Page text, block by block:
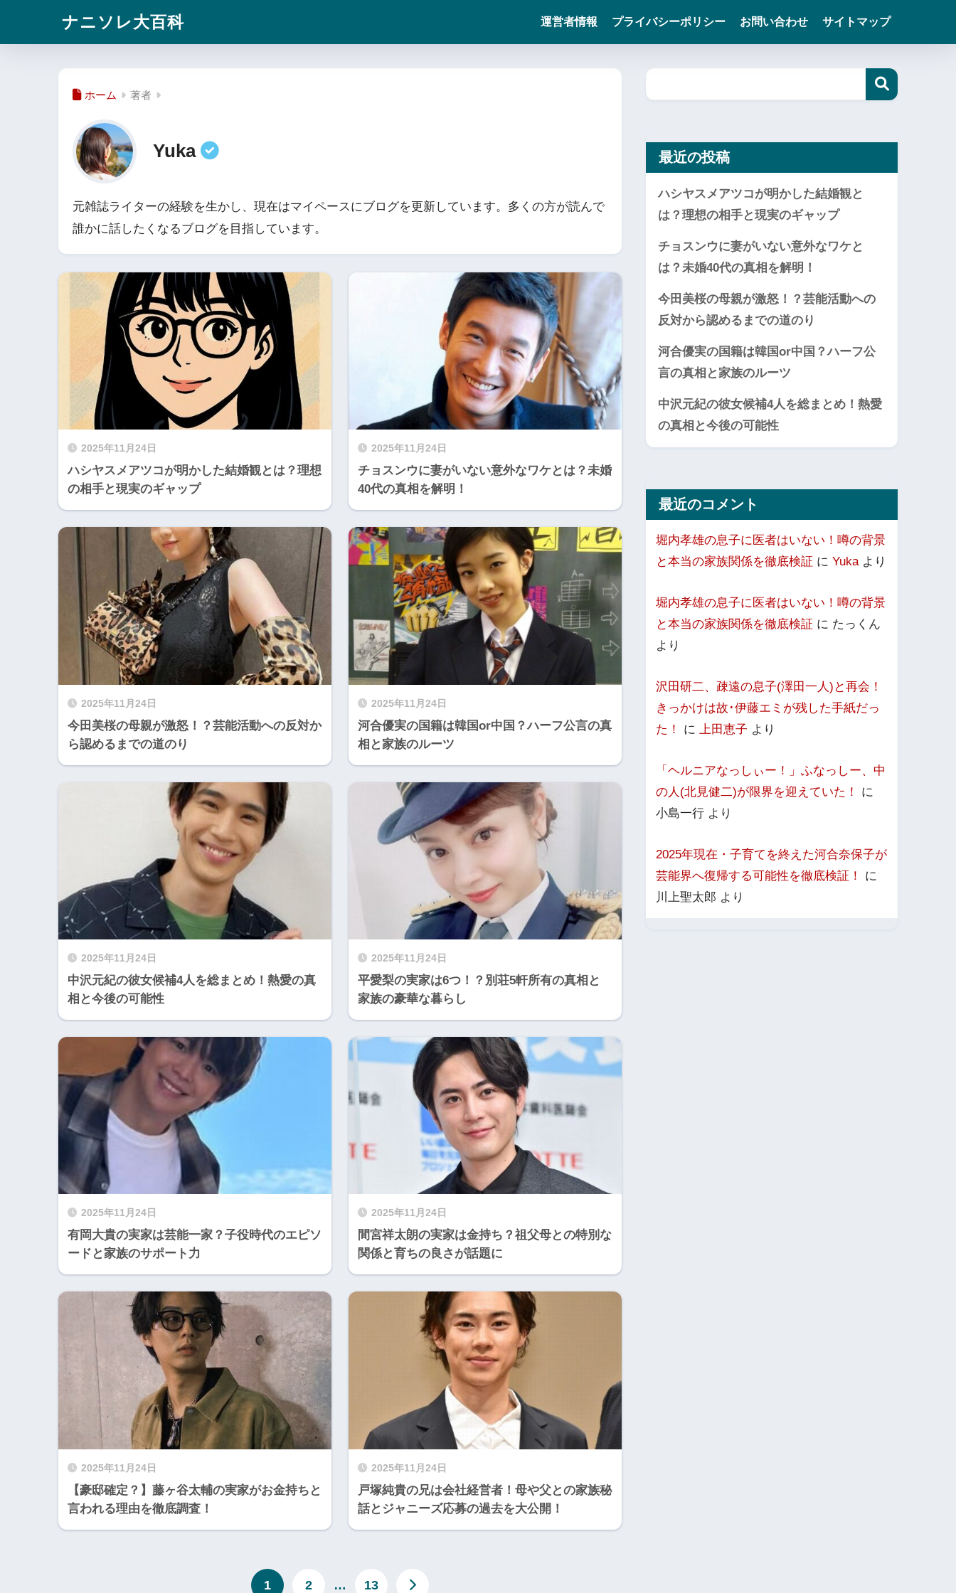
ナニソレ大百科 運営者情報 プライバシーポリシー お問い合わせ サイトマップ
ホーム 著者
Yuka
元雑誌ライターの経験を生かし、現在はマイペースにブログを更新しています。多くの方が読んで
誰かに話したくなるブログを目指しています。
2025年11月24日
ハシヤスメアツコが明かした結婚観とは？理想
の相手と現実のギャップ
2025年11月24日
チョスンウに妻がいない意外なワケとは？未婚
40代の真相を解明！
2025年11月24日
今田美桜の母親が激怒！？芸能活動への反対か
ら認めるまでの道のり
2025年11月24日
河合優実の国籍は韓国or中国？ハーフ公言の真
相と家族のルーツ
2025年11月24日
中沢元紀の彼女候補4人を総まとめ！熱愛の真
相と今後の可能性
2025年11月24日
平愛梨の実家は6つ！？別荘5軒所有の真相と
家族の豪華な暮らし
2025年11月24日
有岡大貴の実家は芸能一家？子役時代のエピソ
ードと家族のサポート力
2025年11月24日
間宮祥太朗の実家は金持ち？祖父母との特別な
関係と育ちの良さが話題に
2025年11月24日
【豪邸確定？】藤ヶ谷太輔の実家がお金持ちと
言われる理由を徹底調査！
2025年11月24日
戸塚純貴の兄は会社経営者！母や父との家族秘
話とジャニーズ応募の過去を大公開！
1 2 … 13
最近の投稿
ハシヤスメアツコが明かした結婚観と
は？理想の相手と現実のギャップ
チョスンウに妻がいない意外なワケと
は？未婚40代の真相を解明！
今田美桜の母親が激怒！？芸能活動への
反対から認めるまでの道のり
河合優実の国籍は韓国or中国？ハーフ公
言の真相と家族のルーツ
中沢元紀の彼女候補4人を総まとめ！熱愛
の真相と今後の可能性
最近のコメント
堀内孝雄の息子に医者はいない！噂の背景
と本当の家族関係を徹底検証 に Yuka より
堀内孝雄の息子に医者はいない！噂の背景
と本当の家族関係を徹底検証 に たっくん
より
沢田研二、疎遠の息子(澤田一人)と再会！
きっかけは故･伊藤エミが残した手紙だっ
た！
に 上田恵子 より
「ヘルニアなっしぃー！」ふなっしー、中
の人(北見健二)が限界を迎えていた！
に
小島一行 より
2025年現在・子育てを終えた河合奈保子が
芸能界へ復帰する可能性を徹底検証！
に
川上聖太郎 より